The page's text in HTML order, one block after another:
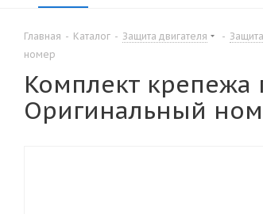
Главная - Каталог - Защита двигателя -
номер
Комплект крепежа
Оригинальный